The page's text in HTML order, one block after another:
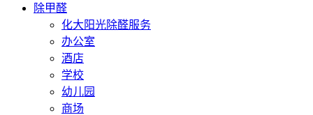
除甲醛
化大阳光除醛服务
办公室
酒店
学校
幼儿园
商场